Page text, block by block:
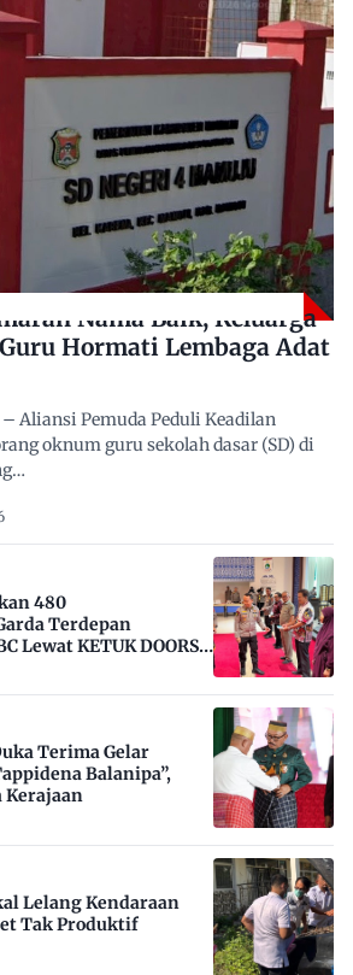
Nama Baik, Keluarga
Hormati Lembaga Adat
Aliansi Pemuda Peduli Keadilan
oknum guru sekolah dasar (SD) di
480
Terdepan
Lewat KETUK DOORS
Terima Gelar
Balanipa”,
Kerajaan
Lelang Kendaraan
Tak Produktif